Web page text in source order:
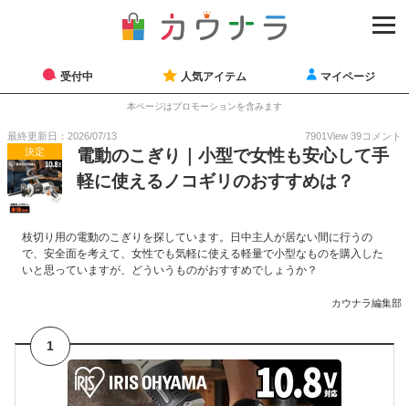
受付中 人気アイテム マイページ
本ページはプロモーションを含みます
最終更新日：2026/07/13 7901View 39コメント
決定
電動のこぎり｜小型で女性も安心して手
軽に使えるノコギリのおすすめは？
枝切り用の電動のこぎりを探しています。日中主人が居ない間に行うの
で、安全面を考えて、女性でも気軽に使える軽量で小型なものを購入した
いと思っていますが、どういうものがおすすめでしょうか？
カウナラ編集部
1